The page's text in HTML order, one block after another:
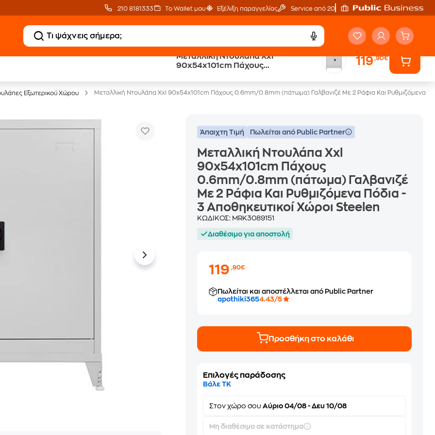
210 8181333 Το Wallet μου Εξέλιξη παραγγελίας Service από 20'
Μεταλλική Ντουλάπα Xxl
90x54x101cm Πάχους
Με 2 Ράφια Και Ρυθμιζόμενα Πόδια - 3
Αποθηκευτικοί Χώροι Steelen
119,90€
Εξωτερικού Χώρου Μεταλλική Ντουλάπα Xxl 90x54x101cm Πάχους 0.6mm/0.8mm (πάτωμα) Γαλβανιζέ Με 2 Ράφια Και Ρυθμιζόμενα
Άπαιχτη Τιμή Πωλείται από Public Partner
Μεταλλική Ντουλάπα Xxl
90x54x101cm Πάχους
0.6mm/0.8mm (πάτωμα) Γαλβανιζέ
Με 2 Ράφια Και Ρυθμιζόμενα Πόδια -
3 Αποθηκευτικοί Χώροι Steelen
ΚΩΔΙΚΟΣ: MRK3089151
Διαθέσιμο για αποστολή
119,90€
Πωλείται και αποστέλλεται από Public Partner
apothiki3654.43/5
Προσθήκη στο καλάθι
Επιλογές παράδοσης
Βάλε ΤΚ
Στονχώρο σου Αύριο 04/08 - Δευ 10/08
Μη διαθέσιμο σε κατάστημα